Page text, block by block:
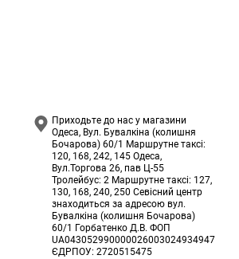
Приходьте до нас у магазини
Одеса, Вул. Бувалкіна (колишня
Бочарова) 60/1 Маршрутне таксі:
120, 168, 242, 145 Одеса,
Вул.Торгова 26, пав Ц-55
Тролейбус: 2 Маршрутне таксі: 127,
130, 168, 240, 250 Севісний центр
знаходиться за адресою вул.
Бувалкіна (колишня Бочарова)
60/1 Горбатенко Д.В. ФОП
UA043052990000026003024934947
ЄДРПОУ: 2720515475